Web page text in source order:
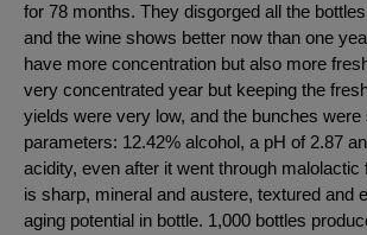
for 78 months. They disgorged all the
and the wine shows better now than one
have more concentration but also more
very concentrated year but keeping the
yields were very low, and the bunches
parameters: 12.42% alcohol, a pH of 2.87
acidity, even after it went through malolactic
is sharp, mineral and austere, textured and
aging potential in bottle. 1,000 bottles